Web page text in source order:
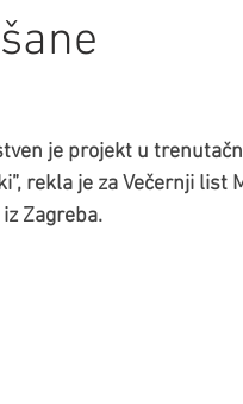
je projekt u
rekla je za Večernji list
Zagreba.